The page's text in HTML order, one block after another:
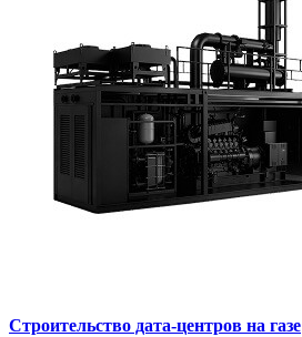
Cтроительство дата-центров на газе